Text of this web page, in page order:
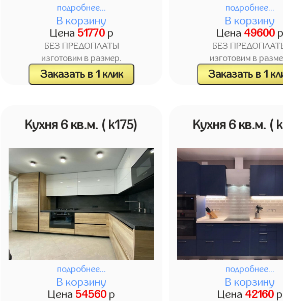
подробнее...
В корзину
Цена 51770р
БЕЗ ПРЕДОПЛАТЫ
изготовим в размер.
Заказать в 1 клик
подробнее...
В корзину
Цена 49600р
БЕЗ
изготовим в
Заказать в 1
Кухня 6 кв.м. ( k175)
подробнее...
В корзину
Цена 54560 р
Кухня 6 кв.м. (
подробнее...
В корзину
Цена 42160р